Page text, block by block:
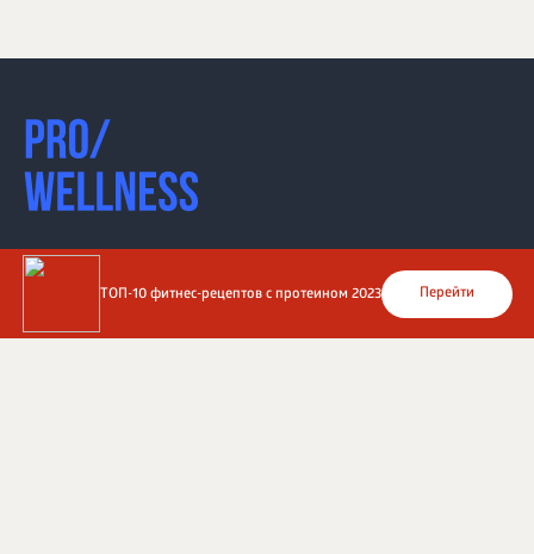
Перейти на сайт
ТОП-10 фитнес-рецептов с протеином 2023 Перейти